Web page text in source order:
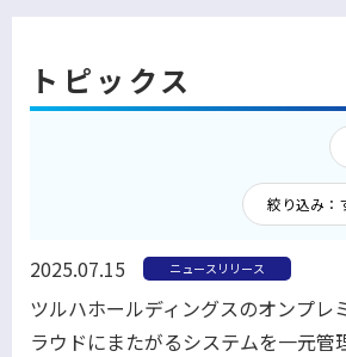
トピックス
2025.07.15 ニュースリリース
ツルハホールディングスのオンプレ
ラウドにまたがるシステムを一元管